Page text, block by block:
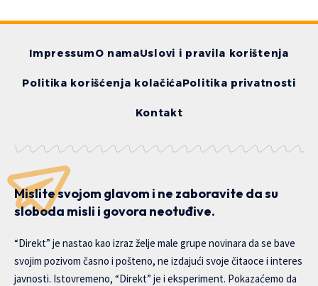
ImpressumO namaUslovi i pravila korištenja
Politika korišćenja kolačićaPolitika privatnosti
Kontakt
Mislite svojom glavom i ne zaboravite da su
sloboda misli i govora neotuđive.
“Direkt” je nastao kao izraz želje male grupe novinara da se bave
svojim pozivom časno i pošteno, ne izdajući svoje čitaoce i interes
javnosti. Istovremeno, “Direkt” je i eksperiment. Pokazaćemo da